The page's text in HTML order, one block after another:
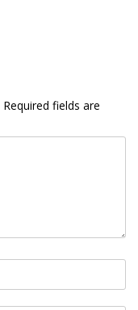
Required fields are